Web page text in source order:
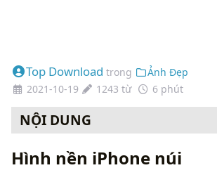
Top Download trong
Ảnh Đẹp
2021-10-19
1243 từ 6 phút
NỘI DUNG
Hình nền iPhone núi